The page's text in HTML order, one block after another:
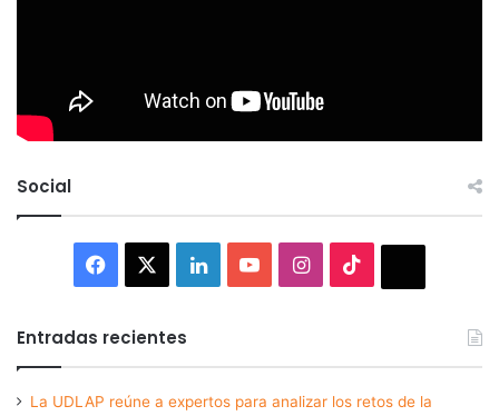
Social
Facebook LinkedInYouTubeInstagram
Entradas recientes
La UDLAP reúne a expertos para analizar los retos de la